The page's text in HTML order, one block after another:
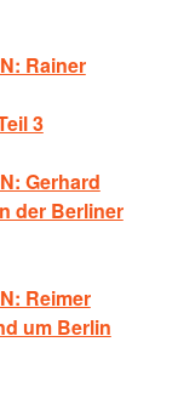
Rainer
3
Gerhard
der Berliner
Reimer
um Berlin